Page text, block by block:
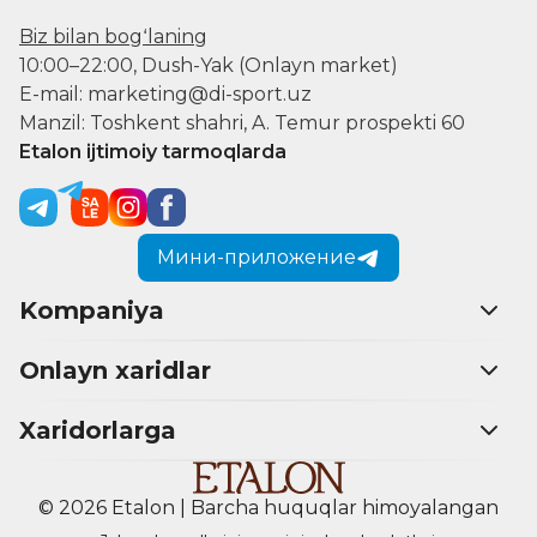
Biz bilan bogʻlaning
10:00–22:00, Dush-Yak (Onlayn market)
E-mail: marketing@di-sport.uz
Manzil: Toshkent shahri, A. Temur prospekti 60
Etalon ijtimoiy tarmoqlarda
Мини-приложение
Kompaniya
Onlayn xaridlar
Xaridorlarga
© 2026 Etalon | Barcha huquqlar himoyalangan